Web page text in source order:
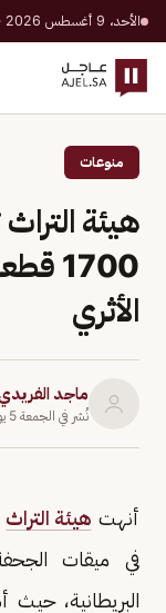
الأحد، 9 أغسطس 2026 · 26 صفر 1448 هـ
منوعات
هيئة
الأثري
ماجد الفريدي
نُشر في الجمعة 5 يونيو 2026
أنهت هيئة التراث
في ميقات
البريطانية،